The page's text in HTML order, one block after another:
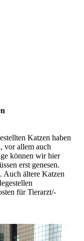
Katzen haben
vor allem auch
können wir hier
erst genesen.
Auch ältere Katzen
für Tierarzt/-